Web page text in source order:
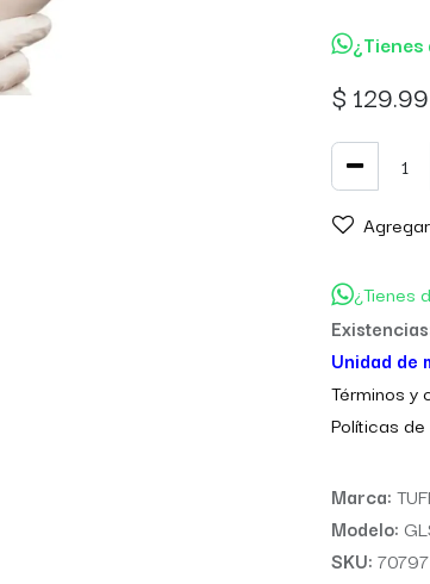
$ 129.99
¿Tienes
Unidad de
Términos y
Políticas
Marca:
Modelo:
SKU: 70797